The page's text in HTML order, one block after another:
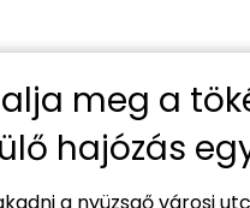
meg a
hajózás